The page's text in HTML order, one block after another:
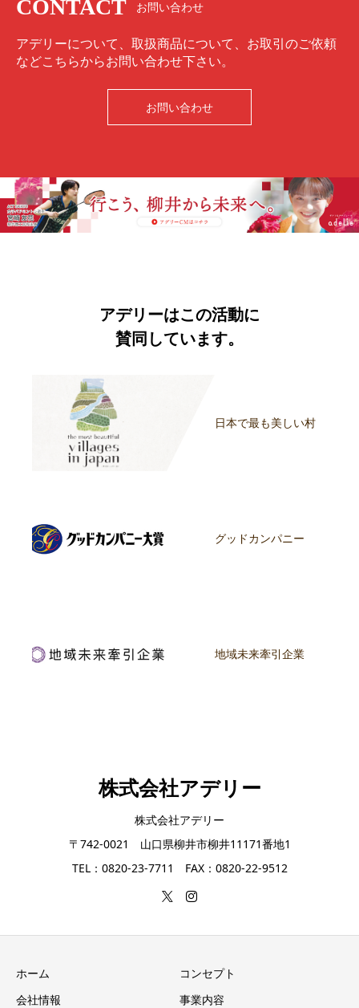
CONTACT お問い合わせ
アデリーについて、取扱商品について、お取引のご依頼
などこちらからお問い合わせ下さい。
お問い合わせ
アデリーはこの活動に
賛同しています。
日本で最も美しい村
グッドカンパニー
地域未来牽引企業
株式会社アデリー
株式会社アデリー
〒742-0021 山口県柳井市柳井11171番地1
TEL：0820-23-7711 FAX：0820-22-9512
ホーム
コンセプト
会社情報
事業内容